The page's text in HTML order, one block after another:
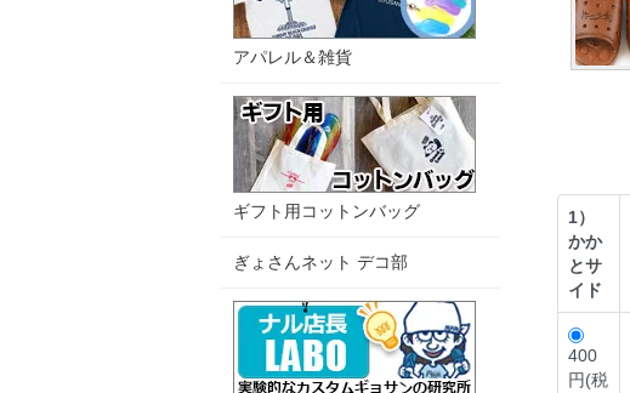
1）
かか
とサ
イド
400
円(税
アパレル＆雑貨
ギフト用コットンバッグ
ぎょさんネット デコ部